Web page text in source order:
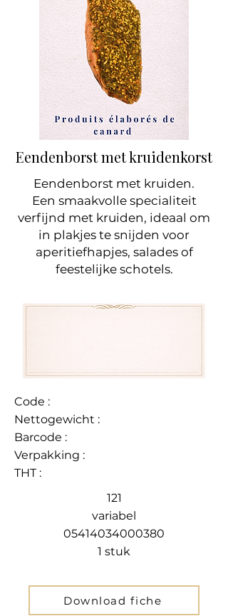
Eendenborst met kruidenkorst
Eendenborst met kruiden.
Een smaakvolle specialiteit
verfijnd met kruiden, ideaal om
in plakjes te snijden voor
aperitiefhapjes, salades of
feestelijke schotels.
Code :
Nettogewicht :
Barcode :
Verpakking :
THT :
121
variabel
05414034000380
1 stuk
Download fiche